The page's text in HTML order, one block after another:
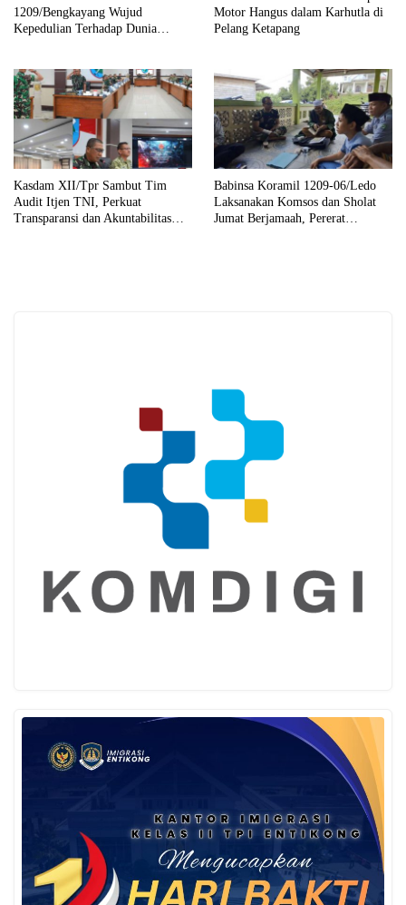
1209/Bengkayang Wujud
Kepedulian Terhadap Dunia
Motor Hangus dalam Karhutla di
Pelang Ketapang
Kasdam XII/Tpr Sambut Tim
Audit Itjen TNI, Perkuat
Transparansi dan Akuntabilitas
Babinsa Koramil 1209-06/Ledo
Laksanakan Komsos dan Sholat
Jumat Berjamaah, Pererat